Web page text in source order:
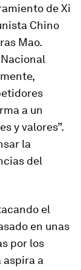
de Xi
Chino
Mao.
a un
y valores”.
la
del
el
en unas
por los
aspira a